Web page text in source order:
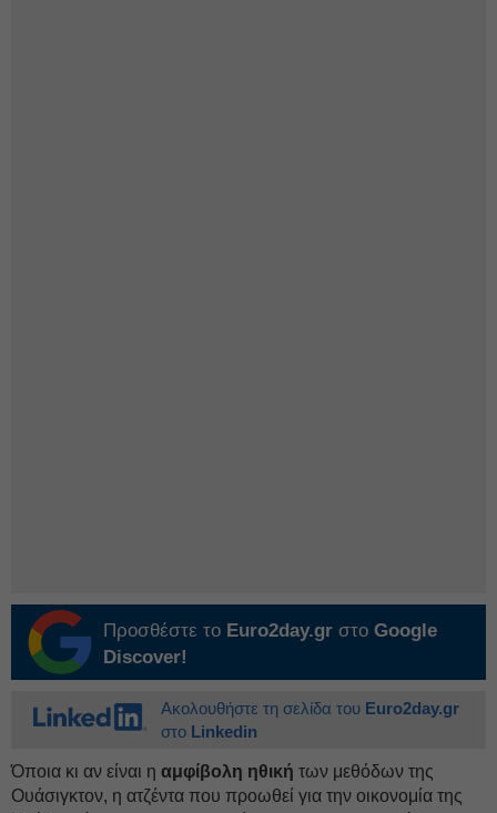
Προσθέστε το Euro2day.gr στο Google
Discover!
Ακολουθήστε τη σελίδα του Euro2day.gr
στο Linkedin
Όποια κι αν είναι η αμφίβολη ηθική των μεθόδων της
Ουάσιγκτον, η ατζέντα που προωθεί για την οικονομία της